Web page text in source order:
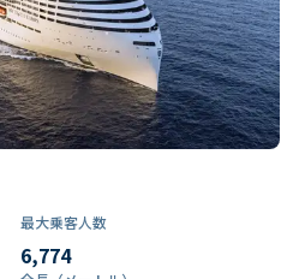
最大乗客人数
6,774